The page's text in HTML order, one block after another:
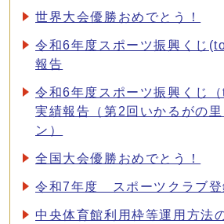
世界大会優勝おめでとう！
令和6年度スポーツ振興くじ
報告
令和6年度スポーツ振興くじ
実績報告（第2回いかるがの
ン）
全国大会優勝おめでとう！
令和7年度 スポーツクラブ登
中央体育館利用枠等運用方法